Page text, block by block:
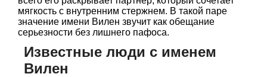
мягкость с внутренним стержнем. В такой паре
значение имени Вилен звучит как обещание
серьезности без лишнего пафоса.
Известные люди с именем
Вилен